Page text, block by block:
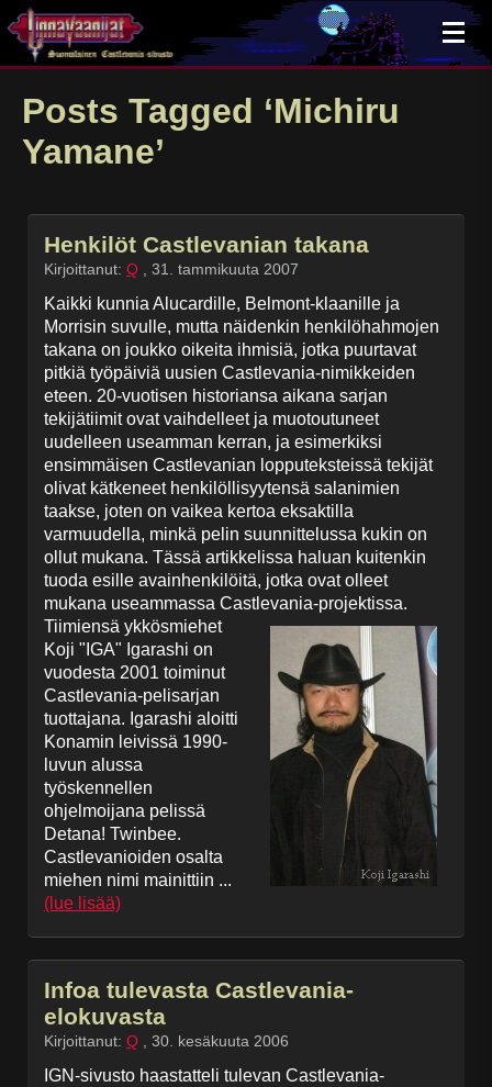
Posts Tagged ‘Michiru
Yamane’
Henkilöt Castlevanian takana
Kirjoittanut: Q 31. tammikuuta 2007
Kaikki kunnia Alucardille, Belmont-klaanille ja
Morrisin suvulle, mutta näidenkin henkilöhahmojen
takana on joukko oikeita ihmisiä, jotka puurtavat
pitkiä työpäiviä uusien Castlevania-nimikkeiden
eteen. 20-vuotisen historiansa aikana sarjan
tekijätiimit ovat vaihdelleet ja muotoutuneet
uudelleen useamman kerran, ja esimerkiksi
ensimmäisen Castlevanian lopputeksteissä tekijät
olivat kätkeneet henkilöllisyytensä salanimien
taakse, joten on vaikea kertoa eksaktilla
varmuudella, minkä pelin suunnittelussa kukin on
ollut mukana. Tässä artikkelissa haluan kuitenkin
tuoda esille avainhenkilöitä, jotka ovat olleet
mukana useammassa Castlevania-projektissa.
Tiimiensä ykkösmiehet
Koji "IGA" Igarashi on
vuodesta 2001 toiminut
Castlevania-pelisarjan
tuottajana. Igarashi aloitti
Konamin leivissä 1990-
luvun alussa
työskennellen
ohjelmoijana pelissä
Detana! Twinbee.
Castlevanioiden osalta
miehen nimi mainittiin ...
(lue lisää)
Infoa tulevasta Castlevania-
elokuvasta
Kirjoittanut: Q 30. kesäkuuta 2006
IGN-sivusto haastatteli tulevan Castlevania-
×